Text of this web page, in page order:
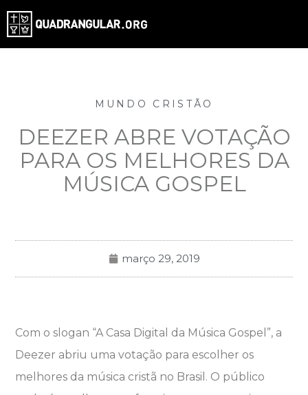
MUNDO CRISTÃO
DEEZER ABRE VOTAÇÃO
PARA OS MELHORES DA
MÚSICA GOSPEL
março 29, 2019
Com o slogan “A Casa Digital da Música Gospel”, a
Deezer abriu uma votação para escolher os
melhores da música cristã no Brasil. O público